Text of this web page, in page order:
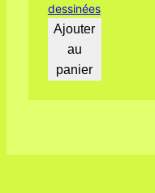
dessinées
Ajouter
au
panier